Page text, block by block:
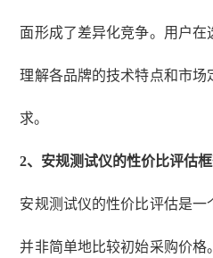
面形成了差异化竞争。用户在
理解各品牌的技术特点和市
求。
2、 安规测试仪的性价比评估
安规测试仪的性价比评估是一
并非简单地比较初始采购价格